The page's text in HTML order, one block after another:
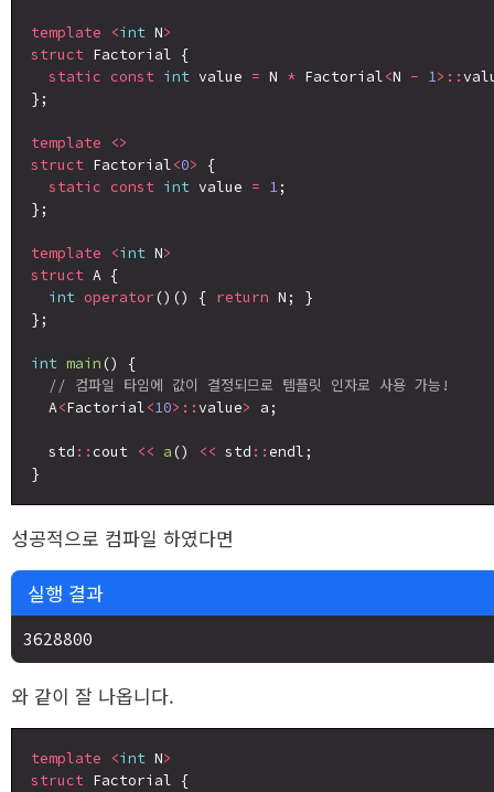
template <int N>
struct Factorial {
static const int value = N * Factorial<N - 1>::
};
template
<>
struct Factorial<0>
{
static const int value = 1;
};
template <int N>
struct A {
int operator ()() { return N; }
};
int main () {
// 컴파일 타임에 값이 결정되므로 템플릿 인자로 사용 가능!
  A
<Factorial<10>::value> a;
  std
::cout << a () << std ::endl;
성공적으로 컴파일 하였다면
실행 결과
와 같이 잘 나옵니다.
template <int N>
struct Factorial {